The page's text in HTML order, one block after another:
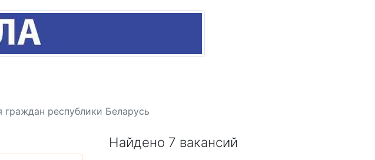
граждан республики Беларусь
Найдено 7 вакансий